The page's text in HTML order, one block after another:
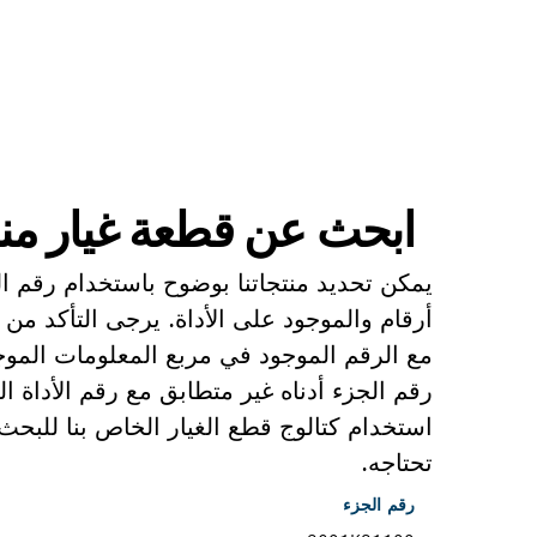
ابحث عن قطعة غيار
يمكن تحديد منتجاتنا بوضوح باستخدام
أرقام والموجود على الأداة. يرجى التأكد
مع الرقم الموجود في مربع المعلومات
رقم الجزء أدناه غير متطابق مع رقم
استخدام كتالوج قطع الغيار الخاص بنا
تحتاجه.
رقم الجزء